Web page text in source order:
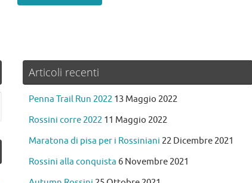
Articoli recenti
Penna Trail Run 2022 13 Maggio 2022
Rossini corre 2022 11 Maggio 2022
Maratona di pisa per i Rossiniani 22 Dicembre 2021
Rossini alla conquista 6 Novembre 2021